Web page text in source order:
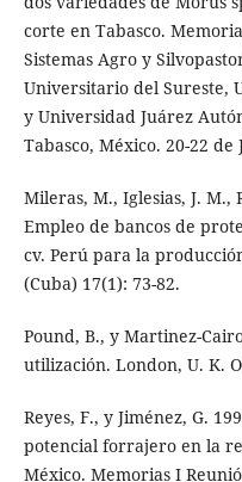
corte en Tabasco.
Sistemas Agro y
Universitario del Sureste,
y Universidad Juárez
Tabasco, México. 20-22 de
Mileras, M., Iglesias, J. M.,
Empleo de bancos de
cv. Perú para la
(Cuba) 17(1): 73-82.
Pound, B., y Martinez-
utilización. London, U. K.
Reyes, F., y Jiménez, G.
potencial forrajero en la
México. Memorias I